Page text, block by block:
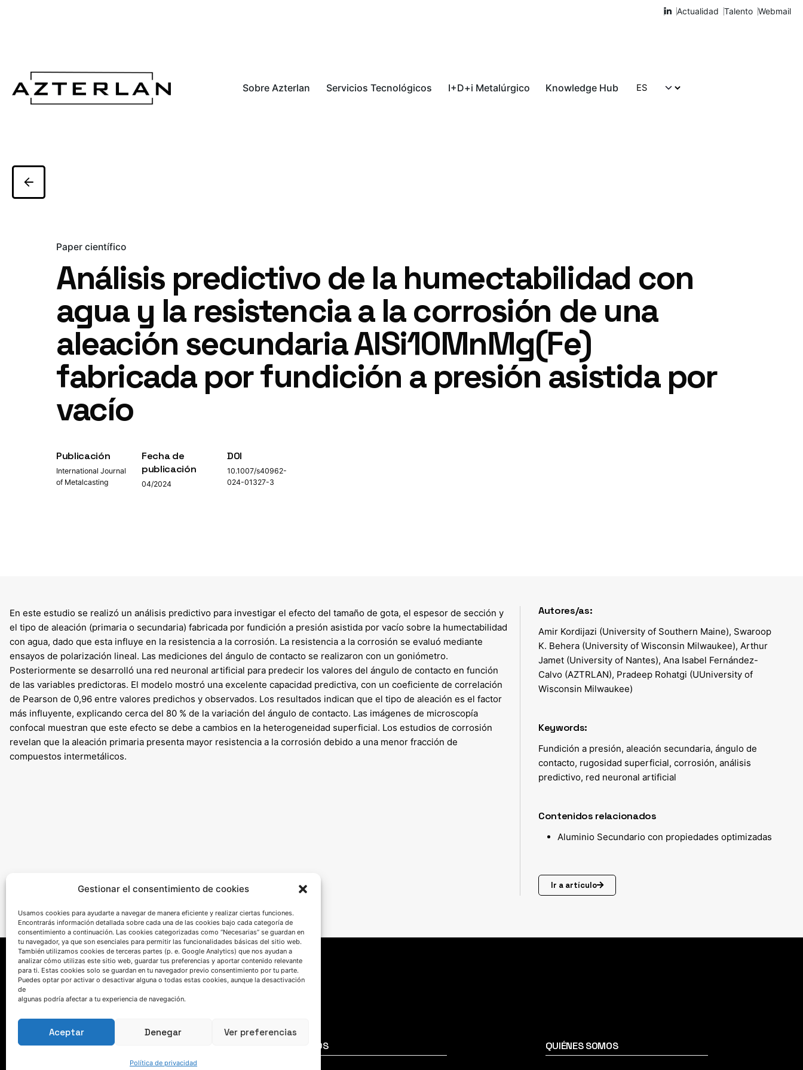
Gestionar el consentimiento de cookies
Usamos cookies para ayudarte a navegar de manera eficiente y realizar ciertas funciones.
Encontrarás información detallada sobre cada una de las cookies bajo cada categoría de
consentimiento a continuación. Las cookies categorizadas como “Necesarias” se guardan en
tu navegador, ya que son esenciales para permitir las funcionalidades básicas del sitio web.
También utilizamos cookies de terceras partes (p. e. Google Analytics) que nos ayudan a
analizar cómo utilizas este sitio web, guardar tus preferencias y aportar contenido relevante
para ti. Estas cookies solo se guardan en tu navegador previo consentimiento por tu parte.
Puedes optar por activar o desactivar alguna o todas estas cookies, aunque la desactivación
de
algunas podría afectar a tu experiencia de navegación.
Aceptar Denegar Ver preferencias
Política de privacidad
Actualidad Talento Webmail
Sobre Azterlan Servicios Tecnológicos I+D+i Metalúrgico Knowledge Hub
Paper científico
Análisis predictivo de la humectabilidad con
agua y la resistencia a la corrosión de una
aleación secundaria AlSi10MnMg(Fe)
fabricada por fundición a presión asistida por
vacío
Publicación
International Journal
of Metalcasting
Fecha de
publicación
04/2024
DOI
10.1007/s40962-
024-01327-3
En este estudio se realizó un análisis predictivo para investigar el efecto del tamaño de gota, el espesor de sección y
el tipo de aleación (primaria o secundaria) fabricada por fundición a presión asistida por vacío sobre la humectabilidad
con agua, dado que esta influye en la resistencia a la corrosión. La resistencia a la corrosión se evaluó mediante
ensayos de polarización lineal. Las mediciones del ángulo de contacto se realizaron con un goniómetro.
Posteriormente se desarrolló una red neuronal artificial para predecir los valores del ángulo de contacto en función
de las variables predictoras. El modelo mostró una excelente capacidad predictiva, con un coeficiente de correlación
de Pearson de 0,96 entre valores predichos y observados. Los resultados indican que el tipo de aleación es el factor
más influyente, explicando cerca del 80 % de la variación del ángulo de contacto. Las imágenes de microscopía
confocal muestran que este efecto se debe a cambios en la heterogeneidad superficial. Los estudios de corrosión
revelan que la aleación primaria presenta mayor resistencia a la corrosión debido a una menor fracción de
compuestos intermetálicos.
Autores/as:
Amir Kordijazi (University of Southern Maine), Swaroop
K. Behera (University of Wisconsin Milwaukee), Arthur
Jamet (University of Nantes), Ana Isabel Fernández-
Calvo (AZTRLAN), Pradeep Rohatgi (UUniversity of
Wisconsin Milwaukee)
Keywords:
Fundición a presión, aleación secundaria, ángulo de
contacto, rugosidad superficial, corrosión, análisis
predictivo, red neuronal artificial
Contenidos relacionados
Aluminio Secundario con propiedades optimizadas
Ir a artículo
HABLEMOS SÍGUENOS QUIÉNES SOMOS